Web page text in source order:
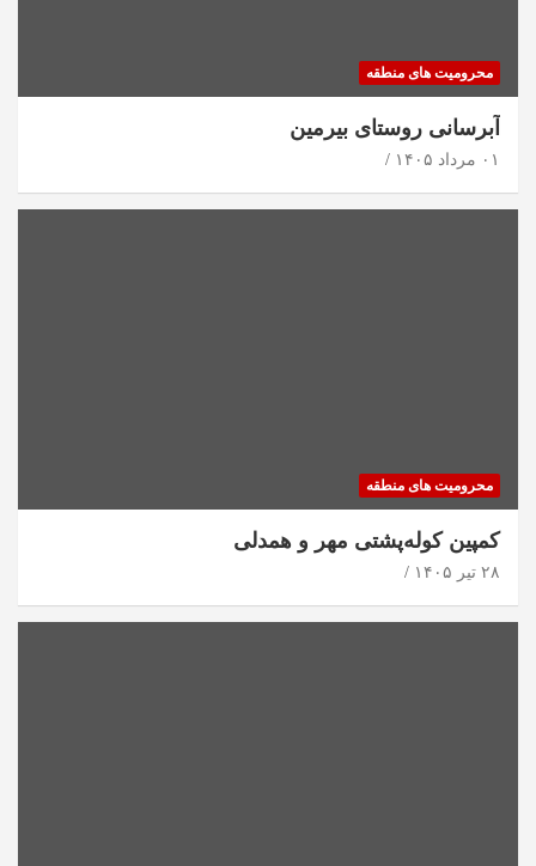
محرومیت های منطقه
آبرسانی روستای بیرمین
۰۱ مرداد ۱۴۰۵
محرومیت های منطقه
کمپین کوله‌پشتی مهر و همدلی
۲۸ تیر ۱۴۰۵